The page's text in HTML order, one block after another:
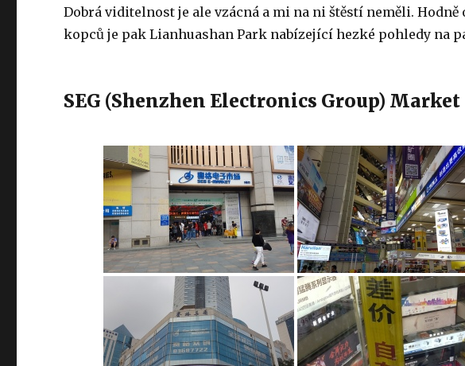
Dobrá viditelnost je ale vzácná a mi na ni štěstí neměli.
kopců je pak Lianhuashan Park nabízející hezké pohledy na
SEG (Shenzhen Electronics Group) Market